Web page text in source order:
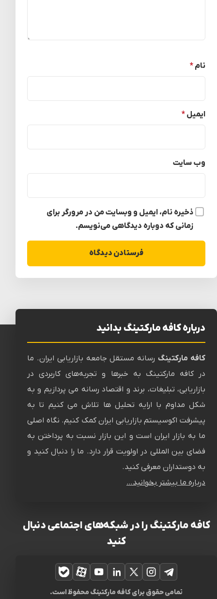
نام *
ایمیل *
وب‌ سایت
ذخیره نام، ایمیل و وبسایت من در مرورگر برای
زمانی که دوباره دیدگاهی می‌نویسم.
درباره کافه مارکتینگ بدانید
کافه مارکتینگرسانه‌ مستقل جامعه بازاریابی ایران. ما
در کافه مارکتینگ به خبرها و تجربه‌های کاربردی در
بازاریابی، تبلیغات، برند و اقتصاد رسانه می پردازیم و به
شکل مداوم با ارایه تحلیل ها تلاش می کنیم تا به
پیشرفت اکوسیستم بازاریابی ایران کمک کنیم. نگاه اصلی
ما به بازار ایران است و این بازار نسبت به پرداختن به
فضای بین المللی در اولویت قرار دارد. ما را دنبال کنید و
به دوستداران معرفی کنید.
درباره ما بیشتر بخوانید…
کافه مارکتینگ را در شبکه‌های اجتماعی دنبال
کنید
تلگراماینستاگرام
ایکسلینکدینیوتیوبآپاراتبله
تمامی حقوق برای کافه مارکتینگ محفوظ است.